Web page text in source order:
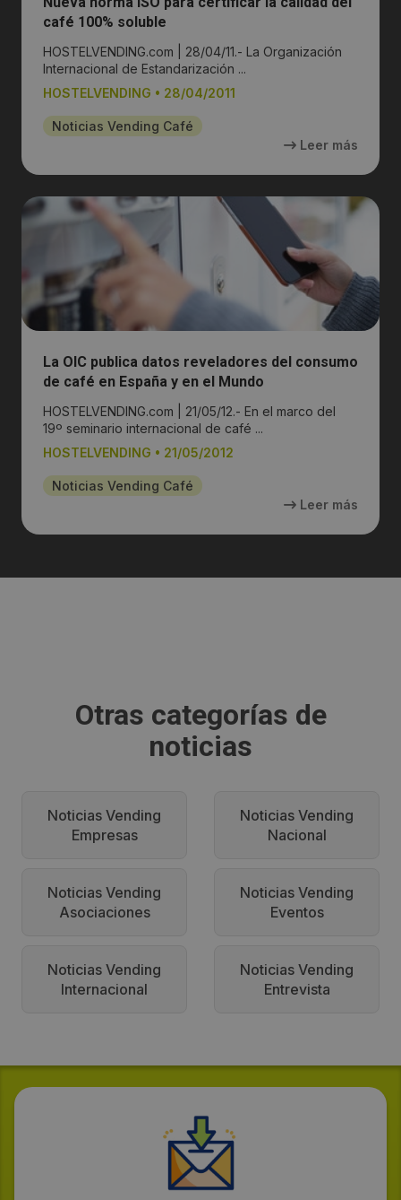
café 100% soluble
HOSTELVENDING.com | 28/04/11.- La Organización
Internacional de Estandarización ...
HOSTELVENDING • 28/04/2011
Noticias Vending Café
Leer más
La OIC publica datos reveladores del consumo
de café en España y en el Mundo
HOSTELVENDING.com | 21/05/12.- En el marco del
19º seminario internacional de café ...
HOSTELVENDING • 21/05/2012
Noticias Vending Café
Leer más
Otras categorías de
noticias
Noticias Vending
Empresas
Noticias Vending
Nacional
Noticias Vending
Asociaciones
Noticias Vending
Eventos
Noticias Vending
Internacional
Noticias Vending
Entrevista